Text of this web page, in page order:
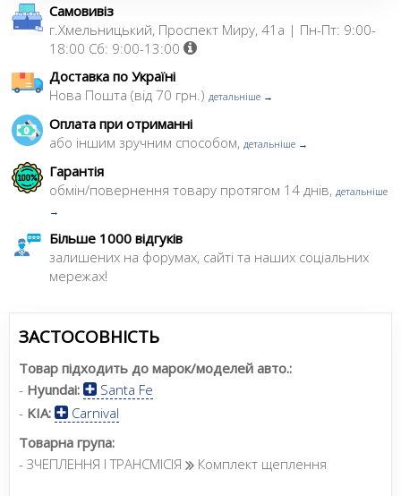
Самовивіз
г.Хмельницький, Проспект Миру, 41а | Пн-Пт: 9:00-
18:00 Сб: 9:00-13:00
Доставка по Україні
Нова Пошта (від 70 грн.) детальніше →
Оплата при отриманні
або іншим зручним способом, детальніше →
Гарантія
обмін/повернення товару протягом 14 днів, детальніше
→
Більше 1000 відгуків
залишених на форумах, сайті та наших соціальних
мережах!
ЗАСТОСОВНІСТЬ
Товар підходить до марок/моделей авто.:
- Hyundai:
Santa Fe
- KIA:
Carnival
Товарна група:
- ЗЧЕПЛЕННЯ І ТРАНСМІСІЯ
Комплект щеплення